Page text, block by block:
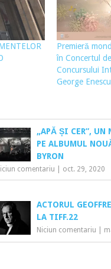
Premieră
în Concertul
Concursului
George Enescu
„APĂ ȘI CER”, UN
PE ALBUMUL
BYRON
comentariu oct. 29, 2020
ACTORUL
LA TIFF.22
Niciun comentariu